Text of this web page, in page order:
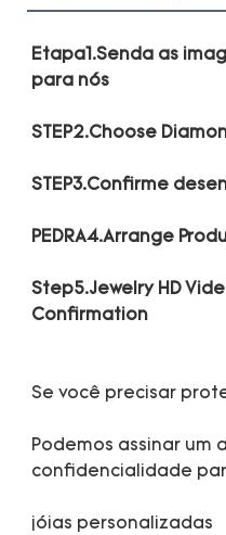
Etapa1.Senda as
Step5.Jewelry HD
Podemos assinar um